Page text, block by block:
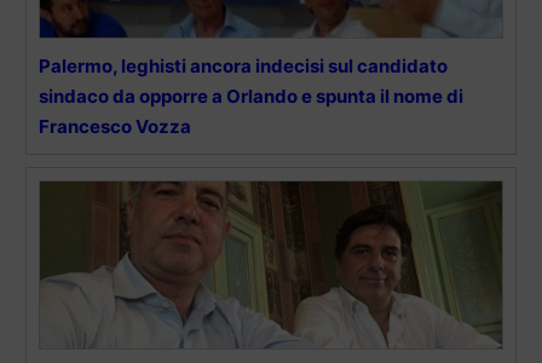
Palermo, leghisti ancora indecisi sul candidato
sindaco da opporre a Orlando e spunta il nome di
Francesco Vozza